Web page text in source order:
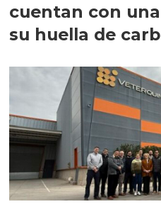
cuentan con
su huella de